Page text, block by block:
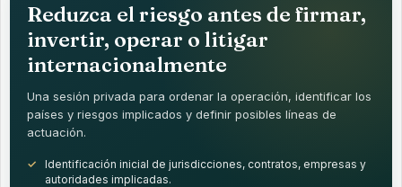
Reduzca el riesgo antes de firmar,
invertir, operar o litigar
internacionalmente
Una sesión privada para ordenar la operación, identificar los
países y riesgos implicados y definir posibles líneas de
actuación.
Identificación inicial de jurisdicciones, contratos, empresas y
autoridades implicadas.